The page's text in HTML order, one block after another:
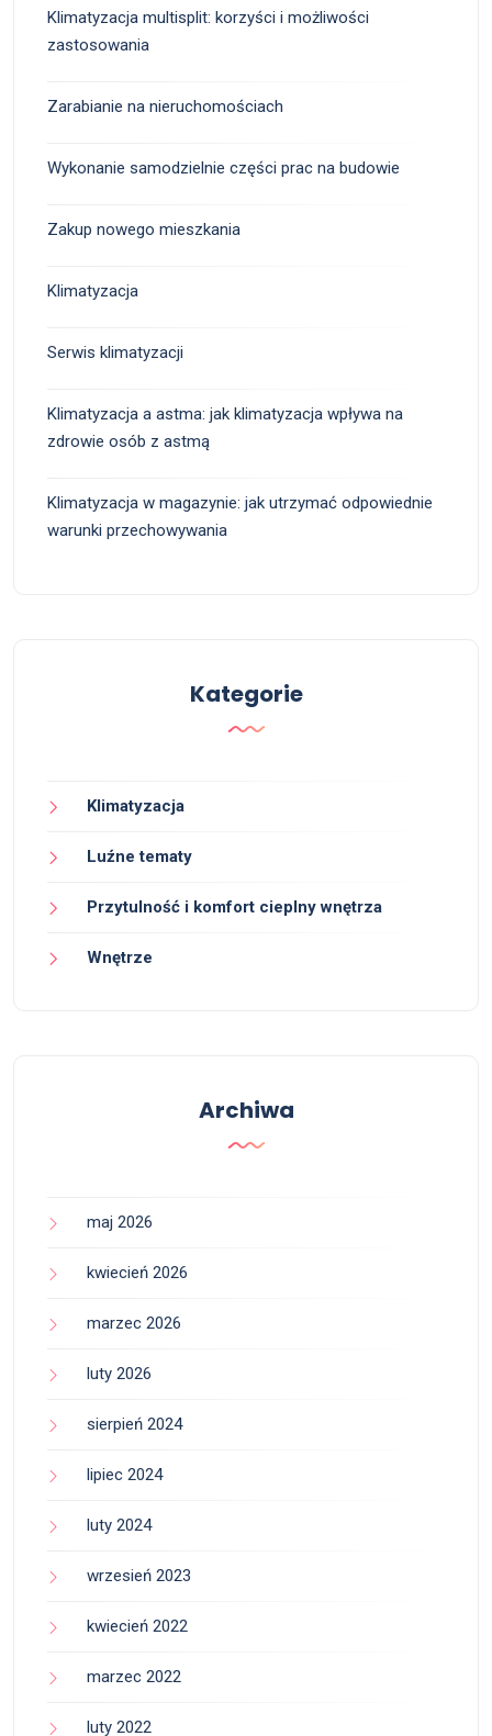
Klimatyzacja multisplit: korzyści i możliwości
zastosowania
Zarabianie na nieruchomościach
Wykonanie samodzielnie części prac na budowie
Zakup nowego mieszkania
Klimatyzacja
Serwis klimatyzacji
Klimatyzacja a astma: jak klimatyzacja wpływa na
zdrowie osób z astmą
Klimatyzacja w magazynie: jak utrzymać odpowiednie
warunki przechowywania
Kategorie
Klimatyzacja
Luźne tematy
Przytulność i komfort cieplny wnętrza
Wnętrze
Archiwa
maj 2026
kwiecień 2026
marzec 2026
luty 2026
sierpień 2024
lipiec 2024
luty 2024
wrzesień 2023
kwiecień 2022
marzec 2022
luty 2022